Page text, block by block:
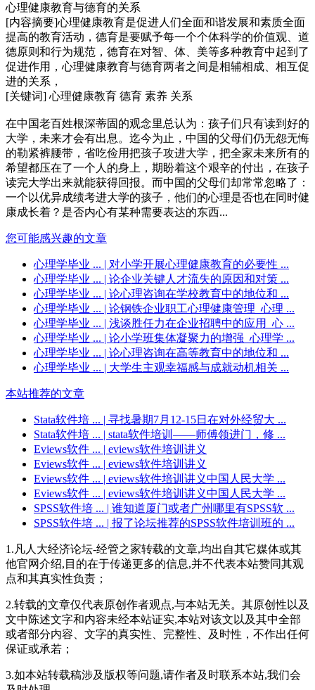
心理健康教育与德育的关系
[内容摘要]心理健康教育是促进人们全面和谐发展和素质全面
提高的教育活动，德育是要赋予每一个个体科学的价值观、道
德原则和行为规范，德育在对智、体、美等多种教育中起到了
促进作用，心理健康教育与德育两者之间是相辅相成、相互促
进的关系，
[关键词] 心理健康教育 德育 素养 关系
在中国老百姓根深蒂固的观念里总认为：孩子们只有读到好的
大学，未来才会有出息。迄今为止，中国的父母们仍无怨无悔
的勒紧裤腰带，省吃俭用把孩子攻进大学，把全家未来所有的
希望都压在了一个人的身上，期盼着这个艰辛的付出，在孩子
读完大学出来就能获得回报。而中国的父母们却常常忽略了：
一个以优异成绩考进大学的孩子，他们的心理是否也在同时健
康成长着？是否内心有某种需要表达的东西...
您可能感兴趣的文章
心理学毕业 ... | 对小学开展心理健康教育的必要性 ...
心理学毕业 ... | 论企业关键人才流失的原因和对策 ...
心理学毕业 ... | 论心理咨询在学校教育中的地位和 ...
心理学毕业 ... | 论钢铁企业职工心理健康管理_心理 ...
心理学毕业 ... | 浅谈胜任力在企业招聘中的应用_心 ...
心理学毕业 ... | 论小学班集体凝聚力的增强_心理学 ...
心理学毕业 ... | 论心理咨询在高等教育中的地位和 ...
心理学毕业 ... | 大学生主观幸福感与成就动机相关 ...
本站推荐的文章
Stata软件培 ... | 寻找暑期7月12-15日在对外经贸大 ...
Stata软件培 ... | stata软件培训——师傅领进门，修 ...
Eviews软件 ... | eviews软件培训讲义
Eviews软件 ... | eviews软件培训讲义
Eviews软件 ... | eviews软件培训讲义中国人民大学 ...
Eviews软件 ... | eviews软件培训讲义中国人民大学 ...
SPSS软件培 ... | 谁知道厦门或者广州哪里有SPSS软 ...
SPSS软件培 ... | 报了论坛推荐的SPSS软件培训班的 ...
1.凡人大经济论坛-经管之家转载的文章,均出自其它媒体或其
他官网介绍,目的在于传递更多的信息,并不代表本站赞同其观
点和其真实性负责；
2.转载的文章仅代表原创作者观点,与本站无关。其原创性以及
文中陈述文字和内容未经本站证实,本站对该文以及其中全部
或者部分内容、文字的真实性、完整性、及时性，不作出任何
保证或承若；
3.如本站转载稿涉及版权等问题,请作者及时联系本站,我们会